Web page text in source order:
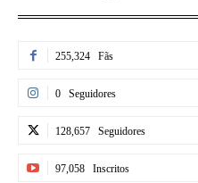
255,324 Fãs
0 Seguidores
128,657 Seguidores
97,058 Inscritos